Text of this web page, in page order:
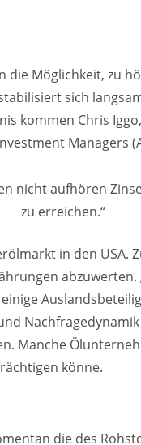
Möglichkeit, zu
sich
kommen Chris
Managers
nicht aufhören
zu erreichen.“
in den USA.
Manche
könne.
die des